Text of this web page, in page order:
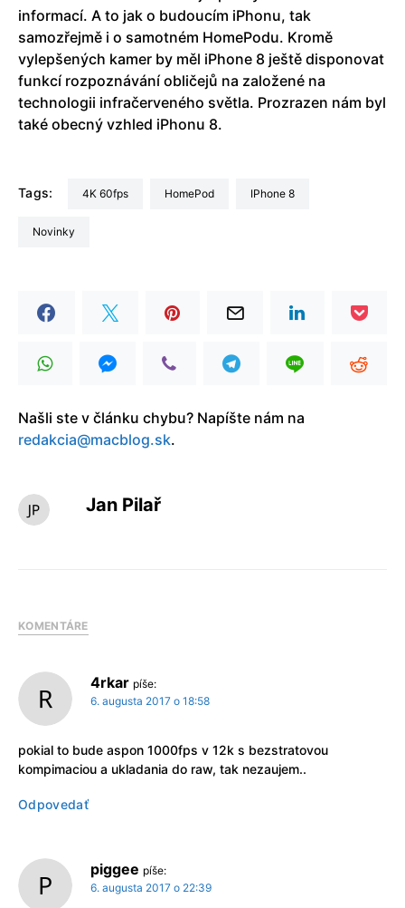
informací. A to jak o budoucím iPhonu, tak
samozřejmě i o samotném HomePodu. Kromě
vylepšených kamer by měl iPhone 8 ještě disponovat
funkcí rozpoznávání obličejů na založené na
technologii infračerveného světla. Prozrazen nám byl
také obecný vzhled iPhonu 8.
Tags: 4K 60fps HomePod iPhone 8
Novinky
Našli ste v článku chybu? Napíšte nám na
redakcia@macblog.sk.
Jan Pilař
KOMENTÁRE
4rkar píše:
6. augusta 2017 o 18:58
pokial to bude aspon 1000fps v 12k s bezstratovou
kompimaciou a ukladania do raw, tak nezaujem..
Odpovedať
piggee píše:
6. augusta 2017 o 22:39